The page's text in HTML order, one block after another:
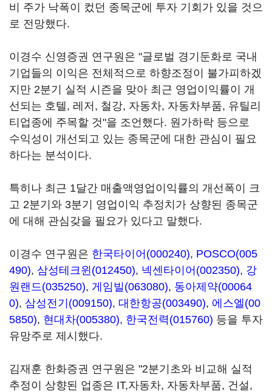
비 주가 낙폭이 컸던 종목군에 투자 기회가 있을 것으
로 전망했다.
이경수 신영증권 연구원은 "글로벌 경기둔화로 국내
기업들의 이익은 전체적으로 하향조정이 불가피하겠
지만 2분기 실적 시즌을 맞아 최근 영업이익률이 개
선되는 호텔, 레저, 철강, 자동차, 자동차부품, 유틸리
티업종에 주목할 것"을 조언했다. 원가하락 등으로
수익성이 개선되고 있는 종목군에 대한 관심이 필요
하다는 분석이다.
특히나 최근 1달간 매출액영업이익률의 개선폭이 크
고 2분기와 3분기 영업이익 추정치가 상향된 종목군
에 대해 관심갖을 필요가 있다고 말했다.
이경수 연구원은 한국타이어(000240), POSCO(005
490), 삼성테크윈(012450), 넥센타이어(002350), 강
원랜드(035250), 게임빌(063080), 동아제약(00064
0), 삼성전기(009150), 대한항공(003490), 에스엘(00
5850), 현대차(005380), 한국전력(015760) 등을 투자
유망주로 제시했다.
김재훈 한화증권 연구원은 "2분기초와 비교해 실적
추정이 상향된 업종은 IT,자동차, 자동차부품, 건설,